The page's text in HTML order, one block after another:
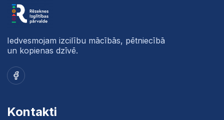
Iedvesmojam izcilību mācībās, pētniecībā
un kopienas dzīvē.
Facebook
Kontakti